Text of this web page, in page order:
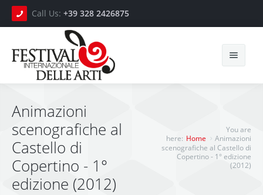
Call Us: +39 328 2426875
Home
Press
Animazioni
scenografiche al
Castello di
Copertino - 1°
edizione (2012)
You are
here: Home
Animazioni
scenografiche al Castello di
Copertino - 1° edizione
(2012)